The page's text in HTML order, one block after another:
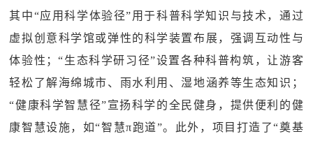
其中“应用科学体验径”用于科普科学知识与技术，通过
虚拟创意科学馆或弹性的科学装置布展，强调互动性与
体验性；“生态科学研习径”设置各种科普构筑，让游客
轻松了解海绵城市、雨水利用、湿地涵养等生态知识；
“健康科学智慧径”宣扬科学的全民健身，提供便利的健
康智慧设施，如“智慧π跑道”。此外，项目打造了“奠基